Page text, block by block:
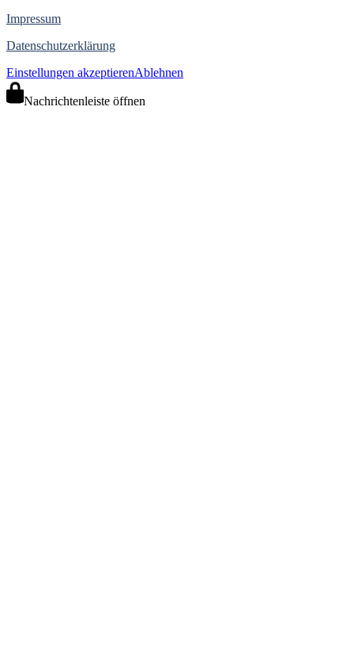
Impressum
Datenschutzerklärung
Einstellungen akzeptierenAblehnen
Nachrichtenleiste öffnen